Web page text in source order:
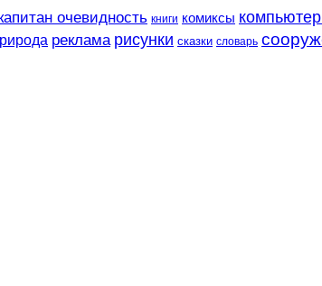
очевидность книги комиксы
реклама рисунки сказки словарь